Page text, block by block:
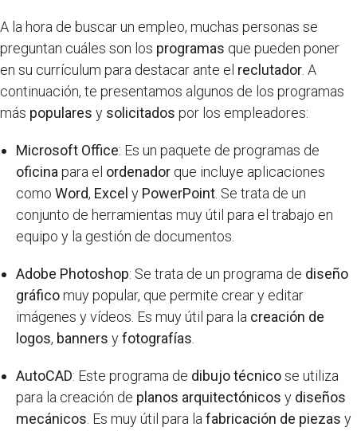
A la hora de buscar un empleo, muchas personas se
preguntan cuáles son los programas que pueden poner
en su currículum para destacar ante el reclutador . A
continuación, te presentamos algunos de los programas
más populares y solicitados por los empleadores:
Microsoft Office: Es un paquete de programas de
oficina para el ordenador que incluye aplicaciones
como Word, Excel y PowerPoint . Se trata de un
conjunto de herramientas muy útil para el trabajo en
equipo y la gestión de documentos.
Adobe Photoshop: Se trata de un programa de diseño
gráficomuy popular, que permite crear y editar
imágenes y vídeos. Es muy útil para la creación de
logos, banners yfotografías
AutoCAD: Este programa de dibujo técnicose utiliza
para la creación de planos arquitectónicos y diseños
mecánicos . Es muy útil para la fabricación de piezas y